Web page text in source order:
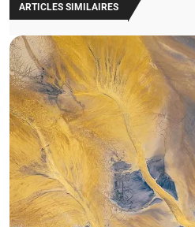
ARTICLES SIMILAIRES